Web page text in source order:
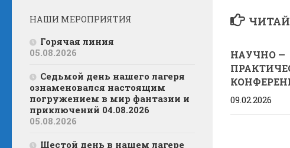
НАУЧНО —
09.02.2026
НАШИ МЕРОПРИЯТИЯ
Горячая линия
05.08.2026
Седьмой день нашего лагеря
ознаменовался настоящим
погружением в мир фантазии и
приключений 04.08.2026
05.08.2026
Шестой день в нашем лагере